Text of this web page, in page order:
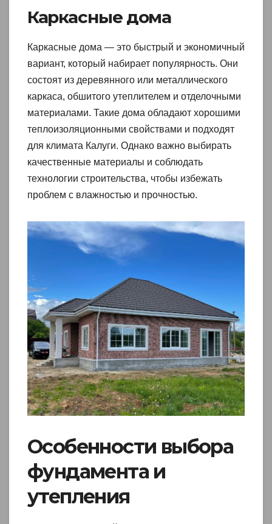
Каркасные дома
Каркасные дома — это быстрый и экономичный
вариант, который набирает популярность. Они
состоят из деревянного или металлического
каркаса, обшитого утеплителем и отделочными
материалами. Такие дома обладают хорошими
теплоизоляционными свойствами и подходят
для климата Калуги. Однако важно выбирать
качественные материалы и соблюдать
технологии строительства, чтобы избежать
проблем с влажностью и прочностью.
Особенности выбора
фундамента и
утепления